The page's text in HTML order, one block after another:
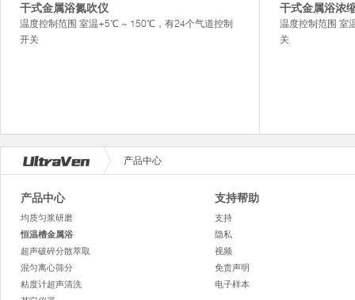
干式金属浴氮吹仪
温度控制范围 室温+5℃ ~ 150℃，有24个气道控制
开关
干式金属浴浓
温度控制范围
关
产品中心
产品中心
均质匀浆研磨
恒温槽金属浴
超声破碎分散萃取
混匀离心筛分
粘度计超声清洗
支持帮助
支持
隐私
视频
免责声明
电子样本